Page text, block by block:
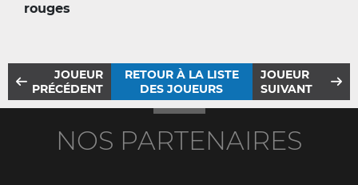
rouges
JOUEUR
PRÉCÉDENT
RETOUR À LA LISTE
DES JOUEURS
JOUEUR
SUIVANT
NOS PARTENAIRES